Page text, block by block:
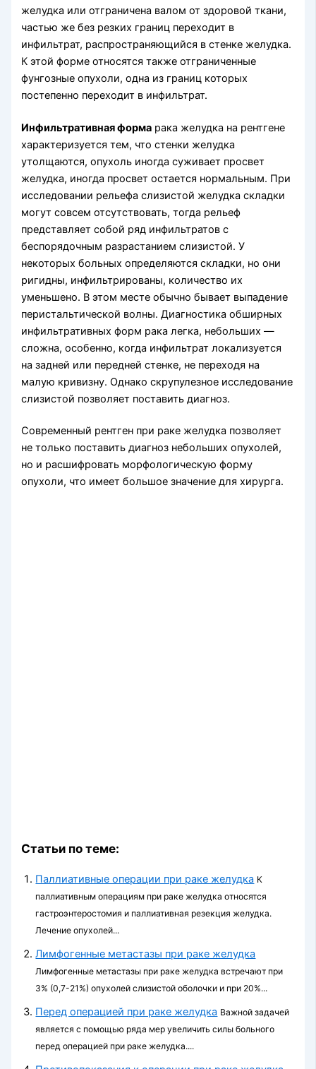
желудка или отграничена валом от здоровой ткани,
частью же без резких границ переходит в
инфильтрат, распространяющийся в стенке желудка.
К этой форме относятся также отграниченные
фунгозные опухоли, одна из границ которых
постепенно переходит в инфильтрат.
Инфильтративная форма рака желудка на рентгене
характеризуется тем, что стенки желудка
утолщаются, опухоль иногда суживает просвет
желудка, иногда просвет остается нормальным. При
исследовании рельефа слизистой желудка складки
могут совсем отсутствовать, тогда рельеф
представляет собой ряд инфильтратов с
беспорядочным разрастанием слизистой. У
некоторых больных определяются складки, но они
ригидны, инфильтрированы, количество их
уменьшено. В этом месте обычно бывает выпадение
перистальтической волны. Диагностика обширных
инфильтративных форм рака легка, небольших —
сложна, особенно, когда инфильтрат локализуется
на задней или передней стенке, не переходя на
малую кривизну. Однако скрупулезное исследование
слизистой позволяет поставить диагноз.
Современный рентген при раке желудка позволяет
не только поставить диагноз небольших опухолей,
но и расшифровать морфологическую форму
опухоли, что имеет большое значение для хирурга.
Статьи по теме:
Паллиативные операции при раке желудка К
паллиативным операциям при раке желудка относятся
гастроэнтеростомия и паллиативная резекция желудка.
Лечение опухолей...
Лимфогенные метастазы при раке желудка
Лимфогенные метастазы при раке желудка встречают при
3% (0,7-21%) опухолей слизистой оболочки и при 20%...
Перед операцией при раке желудка Важной задачей
является с помощью ряда мер увеличить силы больного
перед операцией при раке желудка....